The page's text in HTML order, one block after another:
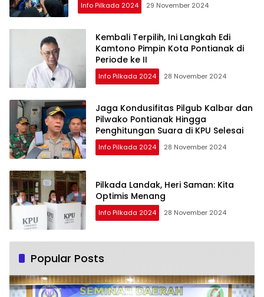
Info Pilkada 2024 29 November 2024
Kembali Terpilih, Ini Langkah Edi
Kamtono Pimpin Kota Pontianak di
Periode ke II
Info Pilkada 2024 28 November 2024
Jaga Kondusifitas Pilgub Kalbar dan
Pilwako Pontianak Hingga
Penghitungan Suara di KPU Selesai
Info Pilkada 2024 28 November 2024
Pilkada Landak, Heri Saman: Kita
Optimis Menang
Info Pilkada 2024 28 November 2024
Popular Posts